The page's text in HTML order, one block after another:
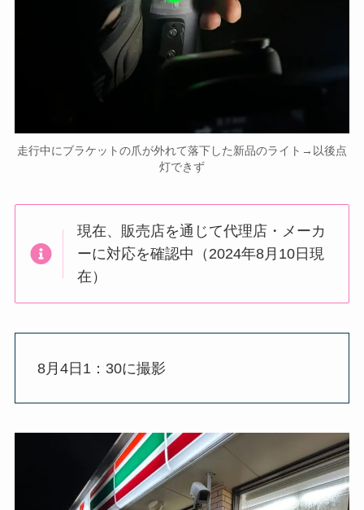
走行中にブラケットの爪が外れて落下した新品のライト→以後点
灯できず
現在、販売店を通じて代理店・メーカ
ーに対応を確認中（2024年8月10日現
在）
8月4日1：30に撮影